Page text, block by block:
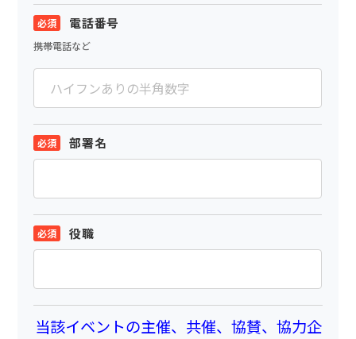
電話番号
携帯電話など
部署名
役職
当該イベントの主催、共催、協賛、協力企